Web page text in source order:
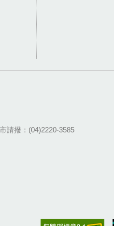
請撥：(04)2220-3585